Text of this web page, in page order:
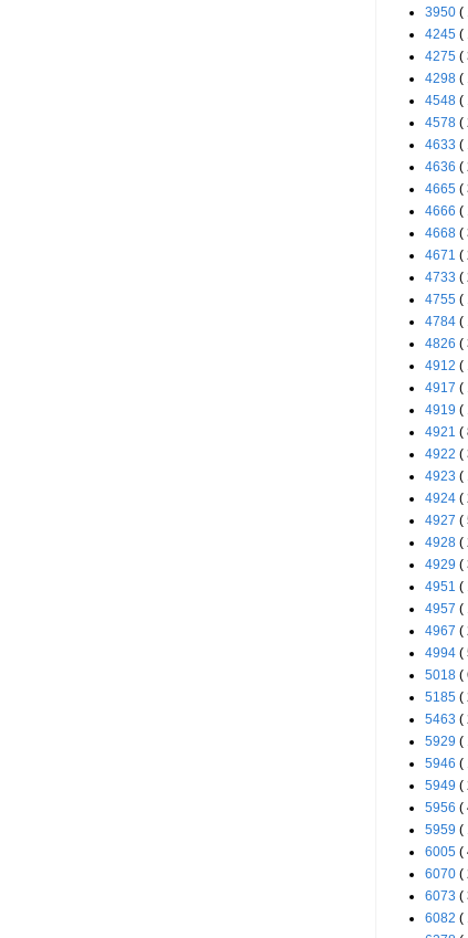
3950 (
4245 (
4275 (
4298 (
4548 (
4578 (
4633 (
4636 (
4665 (
4666 (
4668 (
4671 (
4733 (
4755 (
4784 (
4826 (
4912 (
4917 (
4919 (
4921 (
4922 (
4923 (
4924 (
4927 (
4928 (
4929 (
4951 (
4957 (
4967 (
4994 (
5018 (
5185 (
5463 (
5929 (
5946 (
5949 (
5956 (
5959 (
6005 (
6070 (
6073 (
6082 (